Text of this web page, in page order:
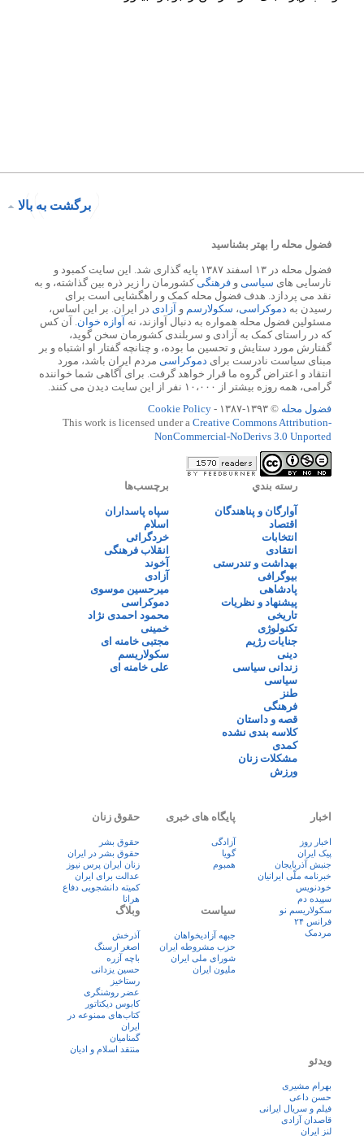
برگشت به بالا
فضول محله را بهتر بشناسید
فضول محله در ۱۳ اسفند ۱۳۸۷ پایه گذاری شد. این سایت کمبود و
نارسایی های سیاسی و فرهنگی کشورمان را زیر ذره بین گذاشته، و به
نقد می پردازد. هدف فضول محله کمک و راهگشایی است برای
رسیدن به دموکراسی، سکولارسم و آزادی در ایران. بر این اساس،
مسئولین فضول محله همواره به دنبال آوازند، نه آوازه خوان . آن کس
که در راستای کمک به آزادی و سربلندی کشورمان سخن گوید،
گفتارش مورد ستایش و تحسین ما بوده، و چنانچه گفتار او اشتباه و بر
مبنای سیاست نادرست برای دموکراسی مردم ایران باشد، مورد
انتقاد و اعتراض گروه ما قرار خواهد گرفت. برای آگاهی شما خواننده
گرامی، همه روزه بیشتر از ۱۰،۰۰۰ نفر از این سایت دیدن می کنند.
فضول محله © ۱۳۹۳-۱۳۸۷ -
Cookie Policy
This work is licensed under a Creative Commons Attribution-
NonCommercial-NoDerivs 3.0 Unported
رسته بندي
آوارگان و پناهندگان
اقتصاد
انتخابات
انتقادی
بهداشت و تندرستی
بیوگرافی
پادشاهی
پیشنهاد و نظریات
تاریخی
تکنولوژی
جنایات رژیم
دینی
زندانی سیاسی
سیاسی
طنز
فرهنگی
قصه و داستان
کلاسه بندی نشده
کمدی
مشکلات زنان
ورزش
برچسب‌ها
سپاه پاسداران
اسلام
خردگرائی
انقلاب فرهنگی
آخوند
آزادی
میرحسین موسوی
دموکراسی
محمود احمدی نژاد
خمینی
مجتبی خامنه ای
سکولاریسم
علی خامنه ای
اخبار
اخبار روز
پيک ايران
جنبش آذربایجان
خبرنامه ملّی ایرانیان
خودنویس
سپیده دم
سکولاریسم نو
فرانس ۲۴
مردمک
پایگاه های خبری
آزادگی
گویا
همبوم
حقوق زنان
حقوق بشر
حقوق بشر در ایران
زنان ايران پرس نيوز
عدالت برای ایران
کمیته دانشجویی دفاع
هرانا
سیاست
جبهه آزادیخواهان
حزب مشروطه ایران
شورای ملی ایران
ملیون ایران
وبلاگ
آذرخش
اصغر ارسنگ
باچه آزره
حسین یزدانی
رستاخیز
عضر روشنگری
کابوس دیکتاتور
کتاب‌های ممنوعه در
ایران
گمنامیان
منتقد اسلام و ادیان
ویدئو
بهرام مشیری
حسن داعی
فيلم و سريال ايرانی
قاصدان آزادی
لنز ایران